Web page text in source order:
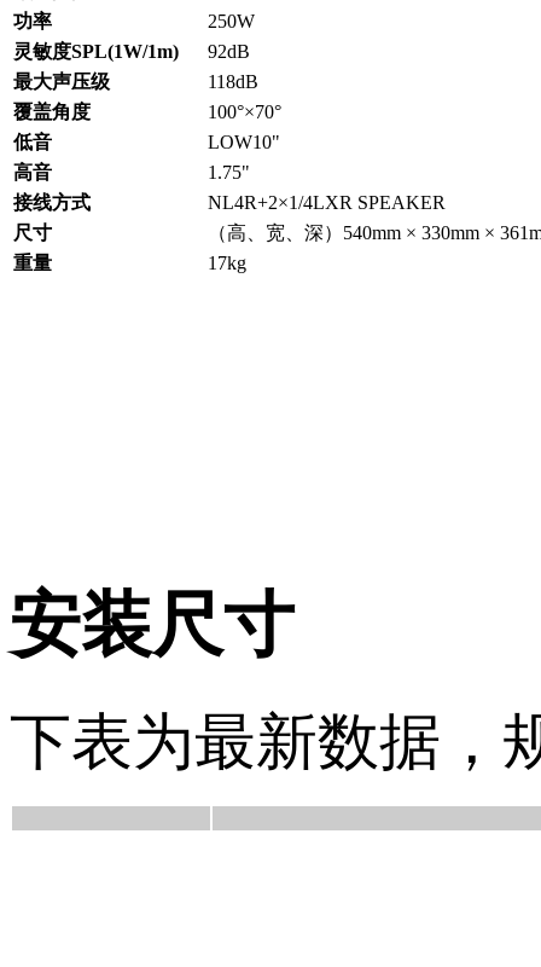
功率
250W
灵敏度SPL(1W/1m)
92dB
最大声压级
118dB
覆盖角度
100°×70°
低音
LOW10"
高音
1.75"
接线方式
NL4R+2×1/4LXR SPEAKER
尺寸
（高、宽、深）540mm × 330mm ×
重量
17kg
安装尺寸
下表为最新数据，